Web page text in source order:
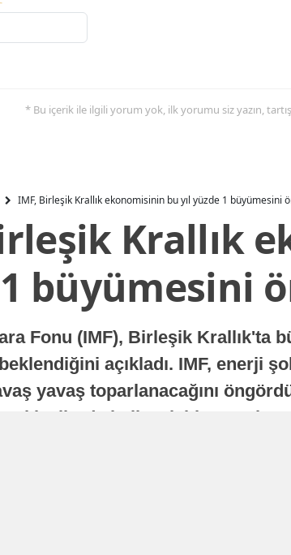
* Bu içerik ile ilgili yorum yok, ilk yorumu siz yazın,
IMF, Birleşik Krallık ekonomisinin bu yıl yüzde 1 büyümesini
Krallık
büyümesini
Fonu (IMF), Birleşik Krallık'ta
açıkladı. IMF, enerji
yavaş toparlanacağını
yıllarda istikrarlı bir